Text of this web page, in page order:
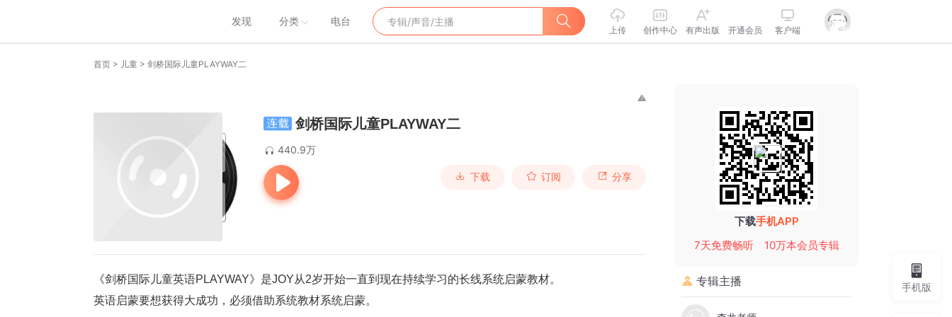
发现 分类 电台
上传 创作中心 有声出版 开通会员 客户端
首页 > 儿童 > 剑桥国际儿童PLAYWAY二
剑桥国际儿童PLAYWAY二
440.9万
下载 订阅 分享
《剑桥国际儿童英语PLAYWAY》是JOY从2岁开始一直到现在持续学习的长线系统启蒙教材。
英语启蒙要想获得大成功，必须借助系统教材系统启蒙。
下载手机APP
7天免费畅听
10万本会员专辑
专辑主播 手机版